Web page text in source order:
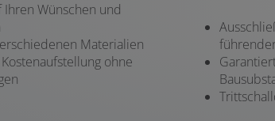
Ihren Wünschen und
Materialien
ohne